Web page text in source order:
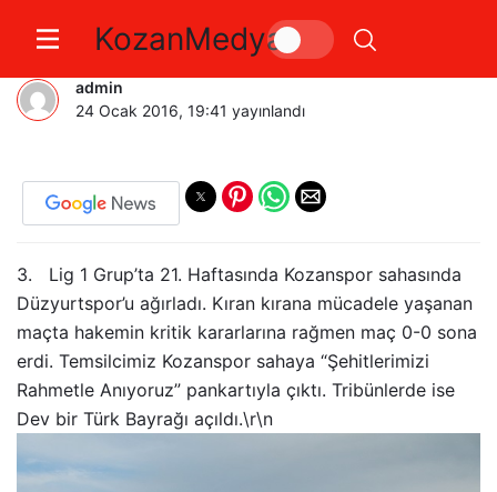
KozanMedya
Hakeme Rağmen 1 Puan
admin
24 Ocak 2016, 19:41 yayınlandı
3. Lig 1 Grup’ta 21. Haftasında Kozanspor sahasında
Düzyurtspor’u ağırladı. Kıran kırana mücadele yaşanan
maçta hakemin kritik kararlarına rağmen maç 0-0 sona
erdi. Temsilcimiz Kozanspor sahaya “Şehitlerimizi
Rahmetle Anıyoruz” pankartıyla çıktı. Tribünlerde ise
Dev bir Türk Bayrağı açıldı.\r\n